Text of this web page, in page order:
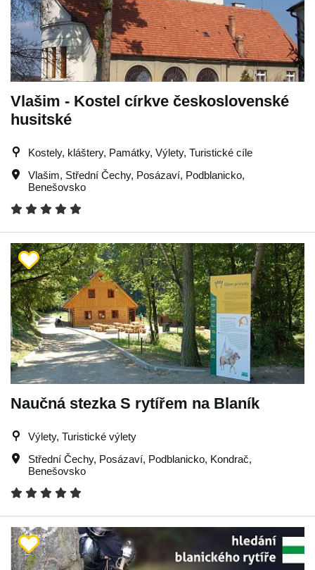
Vlašim - Kostel církve československé
husitské
Kostely, kláštery, Památky, Výlety, Turistické cíle
Vlašim, Střední Čechy, Posázaví, Podblanicko,
Benešovsko
Naučná stezka S rytířem na Blaník
Výlety, Turistické výlety
Střední Čechy, Posázaví, Podblanicko, Kondrač,
Benešovsko